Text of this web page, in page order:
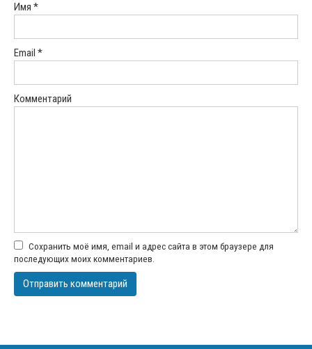
Имя *
Email *
Комментарий
Сохранить моё имя, email и адрес сайта в этом браузере для
последующих моих комментариев.